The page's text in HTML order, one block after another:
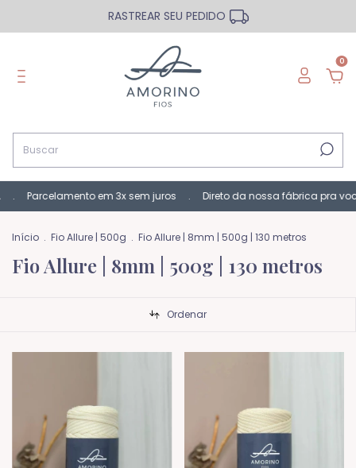
RASTREAR SEU PEDIDO
0
Parcelamento em 3x sem juros . Direto da nossa fábrica pra você!
Início . Fio Allure | 500g . Fio Allure | 8mm | 500g | 130 metros
Fio Allure | 8mm | 500g | 130 metros
Ordenar